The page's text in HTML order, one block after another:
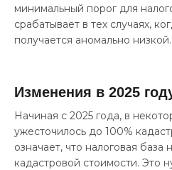
минимальный порог для
срабатывает в тех случаях,
получается аномально низкой.
Изменения в 2025
Начиная с 2025 года, в
ужесточилось до 100%
означает, что налоговая
кадастровой стоимости. Это